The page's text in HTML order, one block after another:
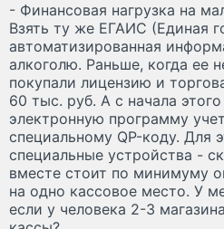
- Финансовая нагрузка на
Взять ту же ЕГАИС (Единая
автоматизированная
алкоголю. Раньше, когда ее
покупали лицензию и
60 тыс. руб. А с начала
электронную программу
специальному QP-коду. Для
специальные устройства -
вместе стоит по минимуму
на одно кассовое место. У
если у человека 2-3